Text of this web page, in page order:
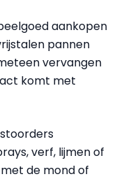
aankopen
pannen
vervangen
komt met
verf, lijmen of
de mond of